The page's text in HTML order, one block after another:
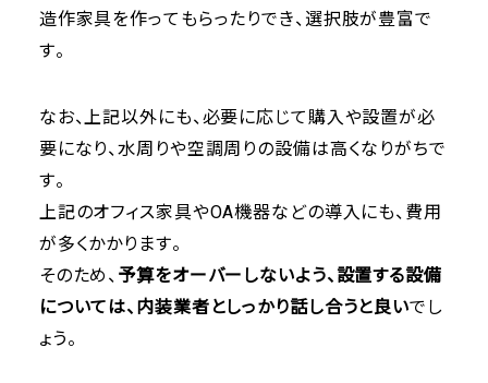
造作家具を作ってもらったりでき、選択肢が豊富で
す。
なお、上記以外にも、必要に応じて購入や設置が必
要になり、水周りや空調周りの設備は高くなりがちで
す。
上記のオフィス家具やOA機器などの導入にも、費用
が多くかかります。
そのため、 予算をオーバーしないよう、設置する設備
については、内装業者としっかり話し合うと良いでし
ょう。